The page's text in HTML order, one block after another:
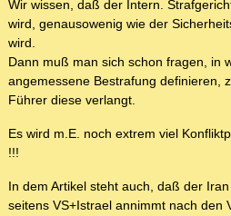
Wir wissen, daß der Intern.
wird, genausowenig wie der
wird.
Dann muß man sich schon fragen, in
angemessene Bestrafung definieren,
Führer diese verlangt.
Es wird m.E. noch extrem viel
!!!
In dem Artikel steht auch, daß der
seitens VS+Istrael annimmt nach den